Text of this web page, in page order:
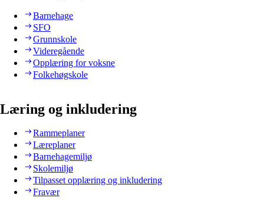
Barnehage
SFO
Grunnskole
Videregående
Opplæring for voksne
Folkehøgskole
Læring og inkludering
Rammeplaner
Læreplaner
Barnehagemiljø
Skolemiljø
Tilpasset opplæring og inkludering
Fravær